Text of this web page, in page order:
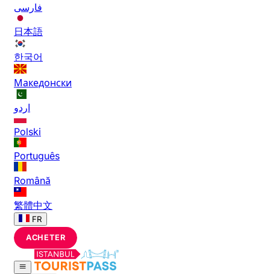
فارسی
日本語
한국어
Македонски
اردو
Polski
Português
Română
繁體中文
FR
ACHETER